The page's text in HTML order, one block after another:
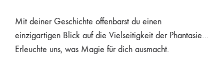
Mit deiner Geschichte offenbarst du einen
einzigartigen Blick auf die Vielseitigkeit der Phantasie…
Erleuchte uns, was Magie für dich ausmacht.